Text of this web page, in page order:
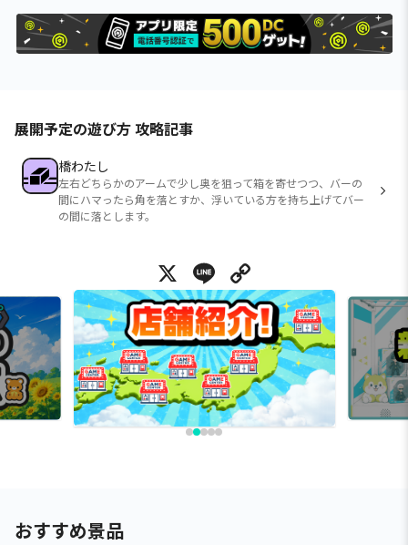
展開予定の遊び方 攻略記事
橋わたし
左右どちらかのアームで少し奥を狙って箱を寄せつつ、バーの
間にハマったら角を落とすか、浮いている方を持ち上げてバー
の間に落とします。
X Line
おすすめ景品